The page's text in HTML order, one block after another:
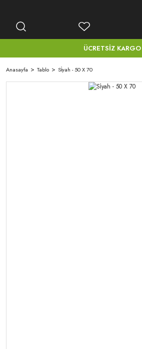
ÜCRETSİZ KARGO
Anasayfa Tablo Si̇yah - 50 X 70